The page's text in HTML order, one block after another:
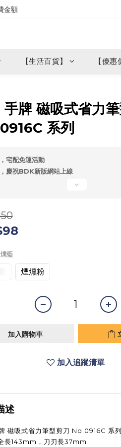
金額
【生活百貨】 【優惠
手牌 磁吸式省力
系列
宅配免運活動
慶祝BDK新版網站上線
藍
煙燻粉
加入購物車
加入追蹤清單
述
磁吸式省力筆型剪刀 No.0916C 系列
長143mm，刀刃長37mm